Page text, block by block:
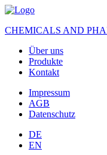
CHEMICALS AND
Über uns
Produkte
Kontakt
Impressum
AGB
Datenschutz
DE
EN